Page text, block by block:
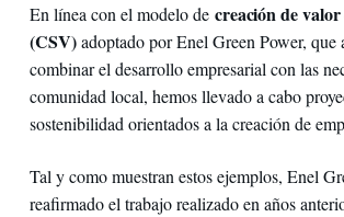
En línea con el modelo de creación de
(CSV)adoptado por Enel Green Power, que
combinar el desarrollo empresarial con las
comunidad local, hemos llevado a cabo
sostenibilidad orientados a la creación de
Tal y como muestran estos ejemplos, Enel
reafirmado el trabajo realizado en años